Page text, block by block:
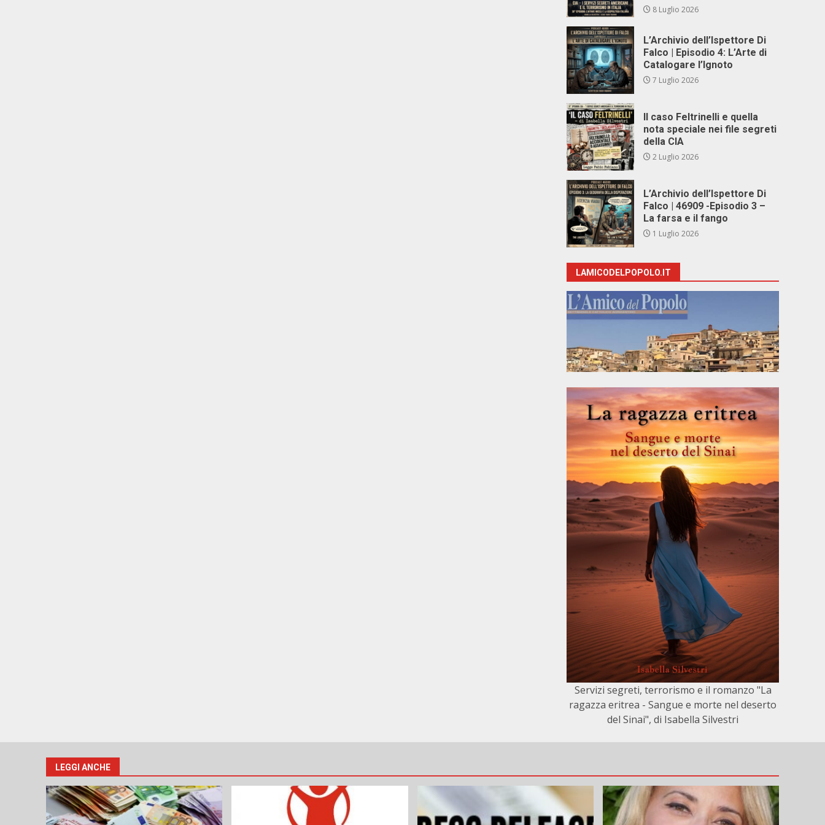
8 Luglio 2026
L’Archivio dell’Ispettore Di
Falco | Episodio 4: L’Arte di
Catalogare l’Ignoto
7 Luglio 2026
Il caso Feltrinelli e quella
nota speciale nei file segreti
della CIA
2 Luglio 2026
L’Archivio dell’Ispettore Di
Falco | 46909 -Episodio 3 –
La farsa e il fango
1 Luglio 2026
LAMICODELPOPOLO.IT
Servizi segreti, terrorismo e il romanzo "La
ragazza eritrea - Sangue e morte nel deserto
del Sinai", di Isabella Silvestri
LEGGI ANCHE